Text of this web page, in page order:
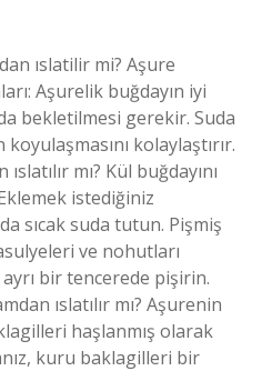
ıslatilir mi? Aşure
Aşurelik buğdayın iyi
bekletilmesi gerekir. Suda
kolaylaştırır.
mı? Kül buğdayını
istediğiniz
sıcak suda tutun. Pişmiş
ve nohutları
bir tencerede pişirin.
ıslatılır mı? Aşurenin
haşlanmış olarak
kuru baklagilleri bir